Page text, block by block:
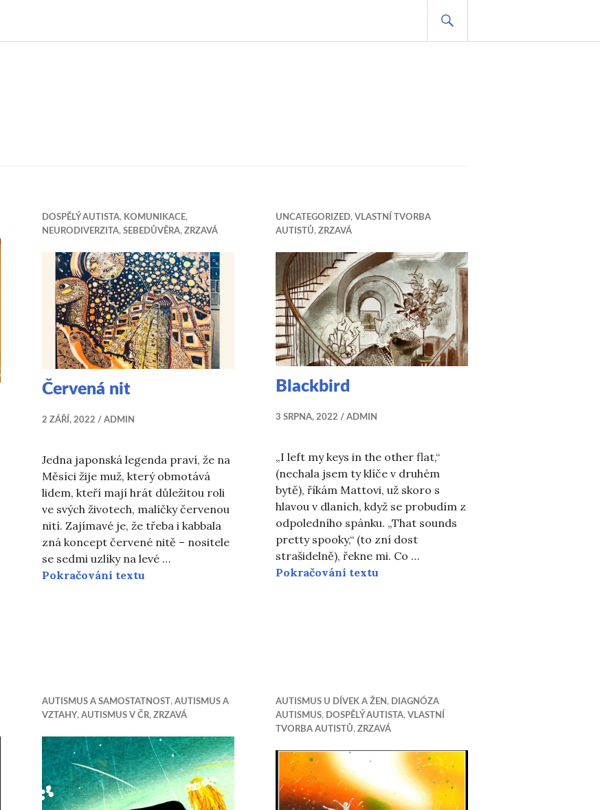
DOSPĚLÝ AUTISTA, KOMUNIKACE,
NEURODIVERZITA, SEBEDŮVĚRA, ZRZAVÁ
Červená nit
2 ZÁŘÍ, 2022 ADMIN
Jedna japonská legenda praví, že na
Měsíci žije muž, který obmotává
lidem, kteří mají hrát důležitou roli
ve svých životech, malíčky červenou
nití. Zajímavé je, že třeba i kabbala
zná koncept červené nitě – nositele
se sedmi uzlíky na levé …
Pokračování textu
UNCATEGORIZED, VLASTNÍ TVORBA
AUTISTŮ, ZRZAVÁ
Blackbird
3 SRPNA, 2022 ADMIN
„I left my keys in the other flat,“
(nechala jsem ty klíče v druhém
bytě), říkám Mattovi, už skoro s
hlavou v dlaních, když se probudím z
odpoledního spánku. „That sounds
pretty spooky,“ (to zní dost
strašidelně), řekne mi. Co …
Pokračování textu
AUTISMUS A SAMOSTATNOST, AUTISMUS A
VZTAHY, AUTISMUS V ČR, ZRZAVÁ
AUTISMUS U DÍVEK A ŽEN , DIAGNÓZA
AUTISMUS, DOSPĚLÝ AUTISTA, VLASTNÍ
TVORBA AUTISTŮ, ZRZAVÁ